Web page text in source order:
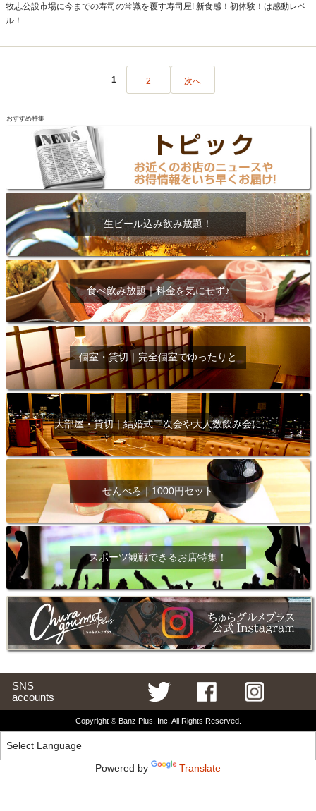
牧志公設市場に今までの寿司の常識を覆す寿司屋! 新食感！初体験！は感動レベ
ル！
1 2 次へ
おすすめ特集
生ビール込み飲み放題！
食べ飲み放題｜料金を気にせず♪
個室・貸切｜完全個室でゆったりと
大部屋・貸切｜結婚式二次会や大人数飲み会に
せんべろ｜1000円セット
スポーツ観戦できるお店特集！
SNS
accounts
Copyright © Banz Plus, Inc. All Rights Reserved.
Powered by Translate